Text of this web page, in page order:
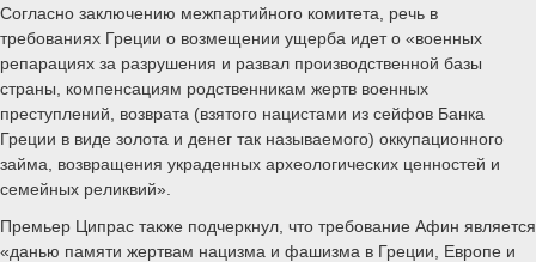
Согласно заключению межпартийного комитета, речь в
требованиях Греции о возмещении ущерба идет о «военных
репарациях за разрушения и развал производственной базы
страны, компенсациям родственникам жертв военных
преступлений, возврата (взятого нацистами из сейфов Банка
Греции в виде золота и денег так называемого) оккупационного
займа, возвращения украденных археологических ценностей и
семейных реликвий».
Премьер Ципрас также подчеркнул, что требование Афин является
«данью памяти жертвам нацизма и фашизма в Греции, Европе и